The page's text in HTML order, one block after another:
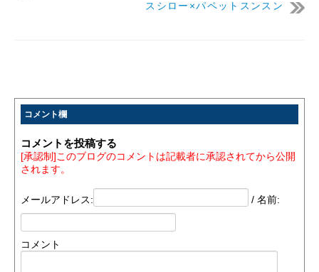
スシロー×パペットスンスン
コメント欄
コメントを投稿する
[承認制]このブログのコメントは記載者に承認されてから公開
されます。
メールアドレス: / 名前:
コメント